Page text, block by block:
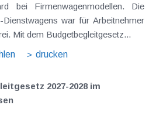
bei Firmenwagenmodellen. Die
war für Arbeitnehmer
Mit dem Budgetbegleitgesetz...
drucken
2027-2028 im